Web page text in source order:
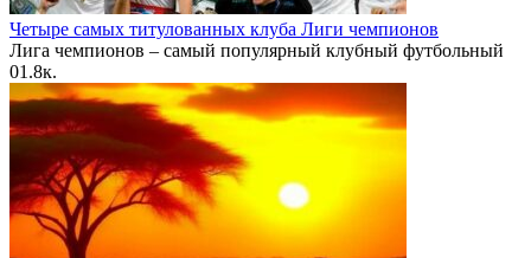
Четыре самых титулованных клуба Лиги чемпионов
Лига чемпионов – самый популярный клубный футбольный
01.8к.